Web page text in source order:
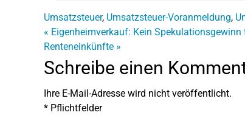
Umsatzsteuer, Umsatzsteuer-Voranmeldung,
« Eigenheimverkauf: Kein
Renteneinkünfte »
Schreibe einen
Ihre E-Mail-Adresse wird nicht veröffentlicht.
* Pflichtfelder